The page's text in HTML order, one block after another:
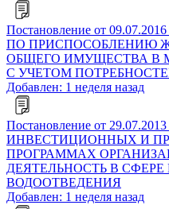
Постановление от
ПО ПРИСПОСОБЛЕНИЮ
ОБЩЕГО ИМУЩЕСТВА В
С УЧЕТОМ
Добавлен: 1 неделя назад
Постановление от
ИНВЕСТИЦИОННЫХ И
ПРОГРАММАХ
ДЕЯТЕЛЬНОСТЬ В
ВОДООТВЕДЕНИЯ
Добавлен: 1 неделя назад